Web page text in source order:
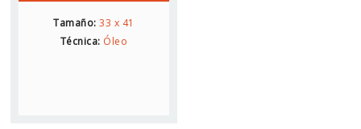
Tamaño: 33 x 41
Técnica: Óleo